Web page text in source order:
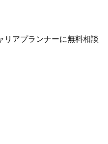
リアプランナーに無料相談